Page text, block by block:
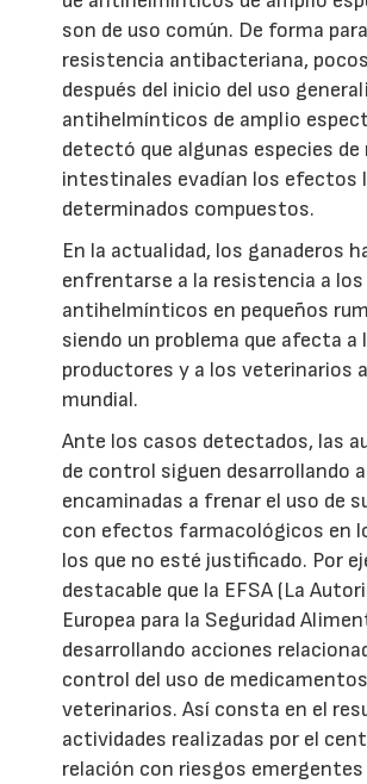
son de uso común. De forma
resistencia antibacteriana,
después del inicio del uso
antihelmínticos de amplio
detectó que algunas especies
intestinales evadían los efectos
determinados compuestos.
En la actualidad, los ganaderos
enfrentarse a la resistencia a los
antihelmínticos en pequeños
siendo un problema que afecta a
productores y a los veterinarios
mundial.
Ante los casos detectados, las
de control siguen desarrollando
encaminadas a frenar el uso de
con efectos farmacológicos en
los que no esté justificado. Por
destacable que la EFSA (La
Europea para la Seguridad
desarrollando acciones
control del uso de medicamentos
veterinarios. Así consta en el
actividades realizadas por el
relación con riesgos